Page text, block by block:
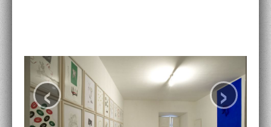
CONFERENZE
VIDEO
COLLEZIONE
‹ ›